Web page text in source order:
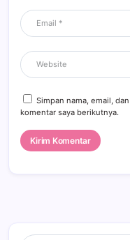
Simpan nama, email,
komentar saya berikutnya.